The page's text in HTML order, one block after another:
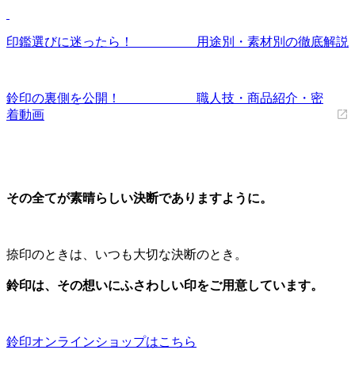
印鑑選びに迷ったら！ 用途別・素材別の徹底解説
鈴印の裏側を公開！ 職人技・商品紹介・密
着動画
その全てが素晴らしい決断でありますように。
捺印のときは、いつも大切な決断のとき。
鈴印は、その想いにふさわしい印をご用意しています。
鈴印オンラインショップはこちら